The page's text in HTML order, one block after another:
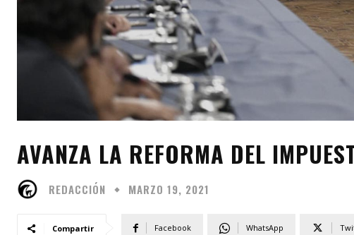
AVANZA LA REFORMA DEL
REDACCIÓN MARZO 19, 2021
Compartir Facebook WhatsApp